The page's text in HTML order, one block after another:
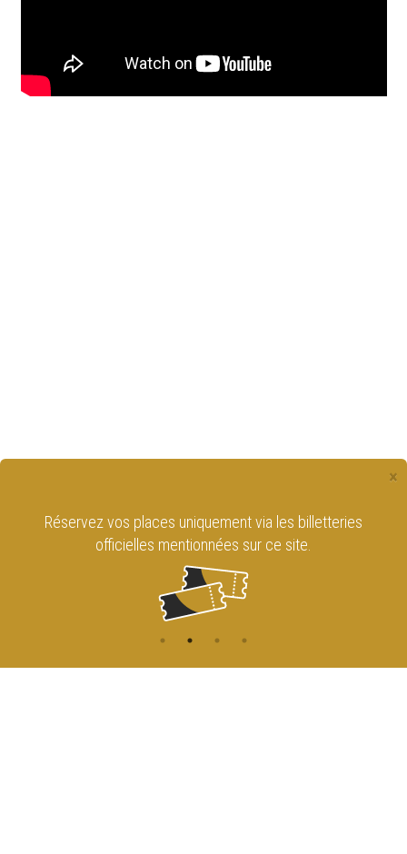
×
Réservez vos places uniquement via les billetteries
officielles mentionnées sur ce site.